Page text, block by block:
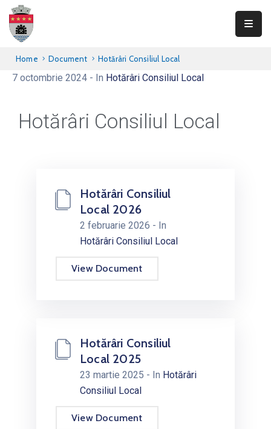
Primăria
Teliucu
Consiliul
Local
Home Document Hotărâri Consiliul Local
7 octombrie 2024 - In Hotărâri Consiliul Local
Hotărâri Consiliul Local
Hotărâri Consiliul
Local 2026
2 februarie 2026 - In
Hotărâri Consiliul Local
View Document
Hotărâri Consiliul
Local 2025
23 martie 2025 - In Hotărâri
Consiliul Local
View Document